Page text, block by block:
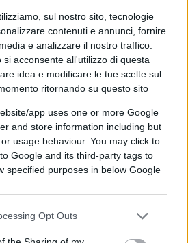
sul nostro sito, tecnologie
contenuti e annunci, fornire
e analizzare il nostro traffico.
si acconsente all'utilizzo di questa
idea e modificare le tue scelte sul
ritornando su questo sito
app uses one or more Google
and store information including but
usage behaviour. You may click to
Google and its third-party tags to
specified purposes in below Google
Opt Outs
i Paesi europei dove
tra cui spiccano Austria,
L’effetto in chiave anti
limiti all’uso del contante è
A differenza degli
dellamoneta elettronica
di interessi”, tale
incentivato a fare una
anche in contesti in cui chi
per un pagamento